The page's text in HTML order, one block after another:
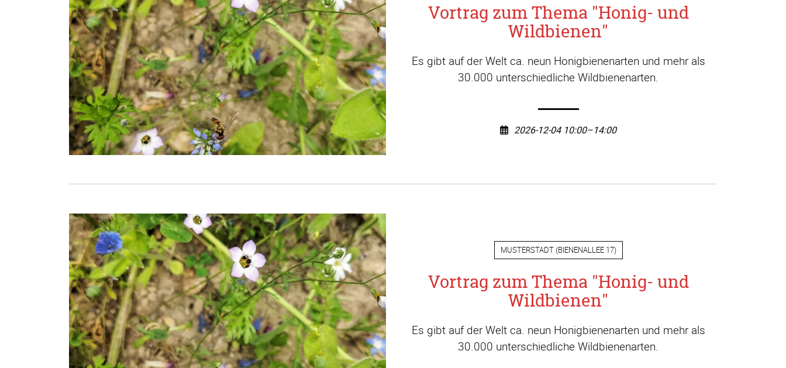
Vortrag zum Thema "Honig- und
Wildbienen"
Es gibt auf der Welt ca. neun Honigbienenarten und mehr als
30.000 unterschiedliche Wildbienenarten.
2026-12-04 10:00–14:00
MUSTERSTADT(BIENENALLEE 17)
Vortrag zum Thema "Honig- und
Wildbienen"
Es gibt auf der Welt ca. neun Honigbienenarten und mehr als
30.000 unterschiedliche Wildbienenarten.